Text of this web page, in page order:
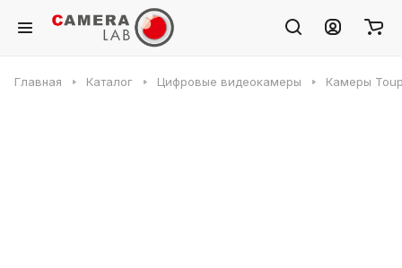
Главная Каталог Цифровые видеокамеры Камеры